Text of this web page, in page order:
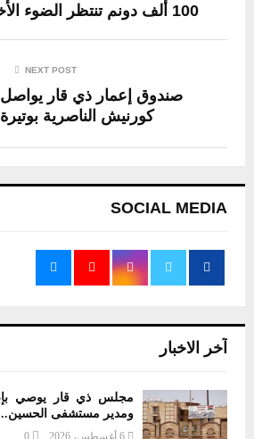
100 ألف دونم تنتظر الضوء الأخضر من بغداد
NEXT POST
صندوق إعمار ذي قار
كورنيش الناصرية
SOCIAL MEDIA
آخر الاخبار
مجلس ذي قار يوصي
ومدير مستشفى الحسين..
6 أغسطس، 2026 0